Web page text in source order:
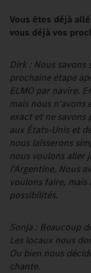
Vous êtes déjà
vous déjà vos
Dirk : Nous savons
prochaine étape
ELMO par navire.
mais nous n'avons
exact et ne savons
aux États-Unis et
nous laisserons
nous voulons aller
l'Argentine. Nous
voulons faire,
possibilités.
Sonja : Beaucoup
Les locaux nous
Ou bien nous
chante.